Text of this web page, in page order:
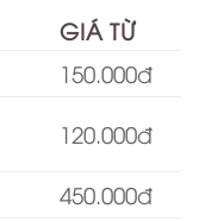
GIÁ TỪ
150.000đ
120.000đ
450.000đ